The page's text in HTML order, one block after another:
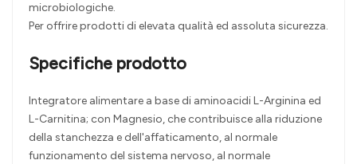
microbiologiche.
Per offrire prodotti di elevata qualità ed assoluta sicurezza.
Specifiche prodotto
Integratore alimentare a base di aminoacidi L-Arginina ed
L-Carnitina; con Magnesio, che contribuisce alla riduzione
della stanchezza e dell'affaticamento, al normale
funzionamento del sistema nervoso, al normale